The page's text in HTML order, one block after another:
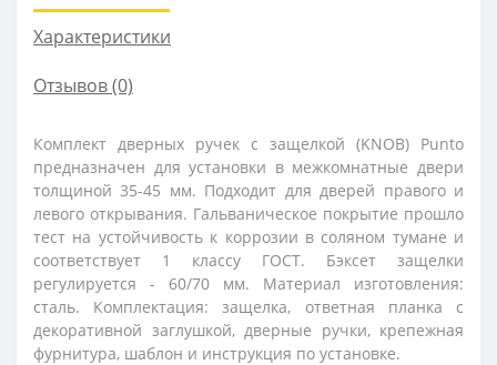
Характеристики
Отзывов (0)
Комплект дверных ручек с защелкой (KNOB) Punto
предназначен для установки в межкомнатные двери
толщиной 35-45 мм. Подходит для дверей правого и
левого открывания. Гальваническое покрытие прошло
тест на устойчивость к коррозии в соляном тумане и
соответствует 1 классу ГОСТ. Бэксет защелки
регулируется - 60/70 мм. Материал изготовления:
сталь. Комплектация: защелка, ответная планка с
декоративной заглушкой, дверные ручки, крепежная
фурнитура, шаблон и инструкция по установке.